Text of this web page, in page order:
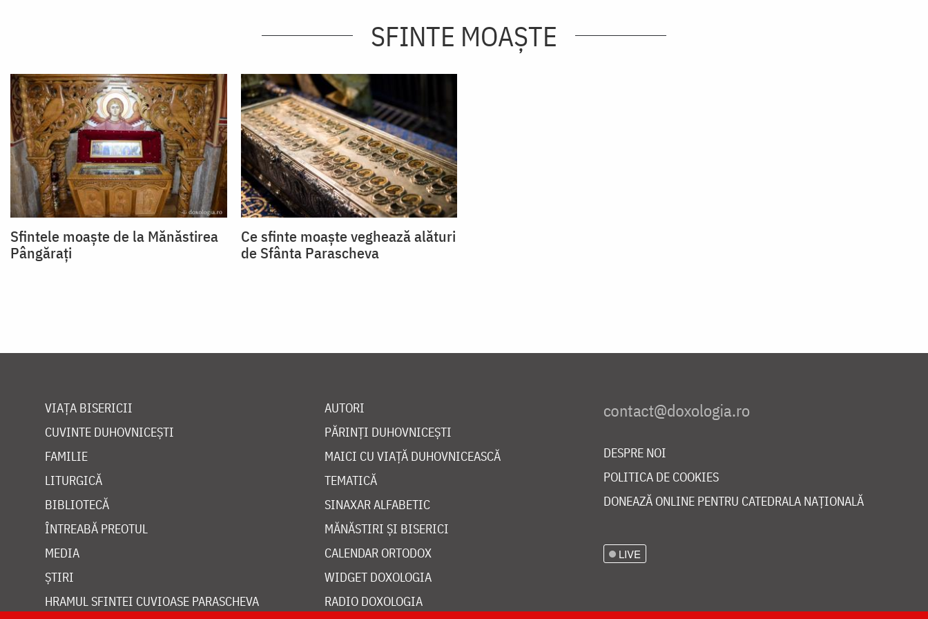
SFINTE MOAȘTE
Sfintele moaște de la Mănăstirea
Pângărați
Ce sfinte moaște veghează alături
de Sfânta Parascheva
VIAȚA BISERICII
CUVINTE DUHOVNICEȘTI
FAMILIE
LITURGICĂ
BIBLIOTECĂ
ÎNTREABĂ PREOTUL
MEDIA
ȘTIRI
HRAMUL SFINTEI CUVIOASE PARASCHEVA
AUTORI
PĂRINȚI DUHOVNICEȘTI
MAICI CU VIAȚĂ DUHOVNICEASCĂ
TEMATICĂ
SINAXAR ALFABETIC
MĂNĂSTIRI ȘI BISERICI
CALENDAR ORTODOX
WIDGET DOXOLOGIA
RADIO DOXOLOGIA
DESPRE NOI
POLITICA DE COOKIES
DONEAZĂ ONLINE PENTRU CATEDRALA NAȚIONALĂ
LIVE